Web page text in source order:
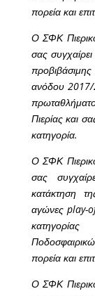
πορεία και
Ο ΣΦΚ
σας
ανόδου 2017/
Πιερίας και
κατηγορία.
Ο ΣΦΚ
σας
κατάκτηση
αγώνες play-
πορεία και
Ο ΣΦΚ